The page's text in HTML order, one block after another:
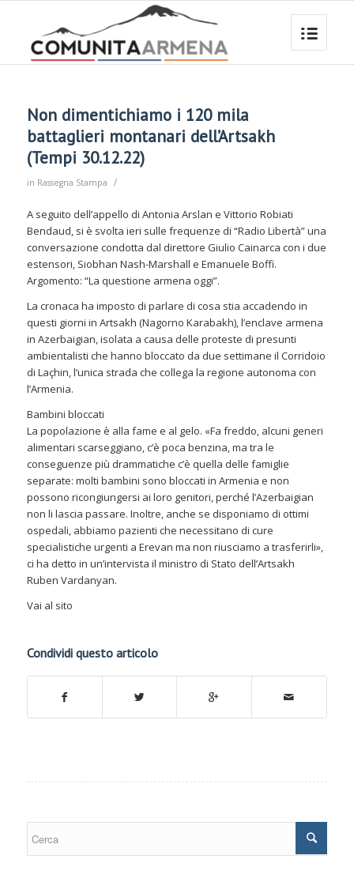
Non dimentichiamo i 120 mila
battaglieri montanari dell’Artsakh
(Tempi 30.12.22)
in Rassegna Stampa /
A seguito dell’appello di Antonia Arslan e Vittorio Robiati
Bendaud, si è svolta ieri sulle frequenze di “Radio Libertà” una
conversazione condotta dal direttore Giulio Cainarca con i due
estensori, Siobhan Nash-Marshall e Emanuele Boffi.
Argomento: “La questione armena oggi”.
La cronaca ha imposto di parlare di cosa stia accadendo in
questi giorni in Artsakh (Nagorno Karabakh), l’enclave armena
in Azerbaigian, isolata a causa delle proteste di presunti
ambientalisti che hanno bloccato da due settimane il Corridoio
di Laçhin, l’unica strada che collega la regione autonoma con
l’Armenia.
Bambini bloccati
La popolazione è alla fame e al gelo. «Fa freddo, alcuni generi
alimentari scarseggiano, c’è poca benzina, ma tra le
conseguenze più drammatiche c’è quella delle famiglie
separate: molti bambini sono bloccati in Armenia e non
possono ricongiungersi ai loro genitori, perché l’Azerbaigian
non li lascia passare. Inoltre, anche se disponiamo di ottimi
ospedali, abbiamo pazienti che necessitano di cure
specialistiche urgenti a Erevan ma non riusciamo a trasferirli»,
ci ha detto in un’intervista il ministro di Stato dell’Artsakh
Ruben Vardanyan.
Vai al sito
Condividi questo articolo